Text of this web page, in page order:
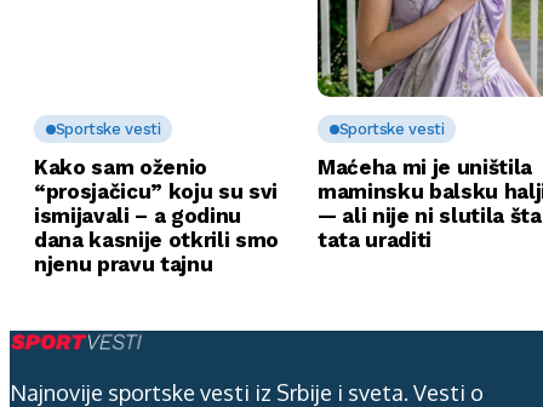
Sportske vesti
Kako sam oženio
“prosjačicu” koju su svi
ismijavali – a godinu
dana kasnije otkrili smo
njenu pravu tajnu
Sportske vesti
Maćeha mi je uništila
maminsku balsku
— ali nije ni slutila
tata uraditi
Najnovije sportske vesti iz Srbije i sveta. Vesti o